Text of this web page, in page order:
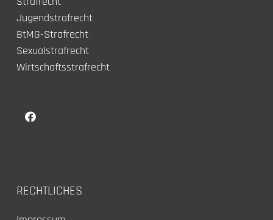
Jugendstrafrecht
BtMG-Strafrecht
Sexualstrafrecht
Wirtschaftsstrafrecht
RECHTLICHES